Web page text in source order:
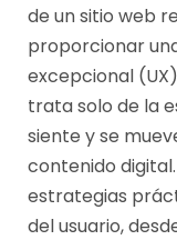
de un sitio web
proporcionar
excepcional
trata solo de la
siente y se
contenido
estrategias
del usuario,